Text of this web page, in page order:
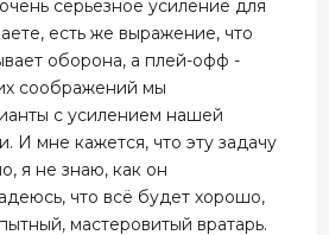
серьёзное усиление для
есть же выражение, что
оборона, а плей-офф -
соображений мы
с усилением нашей
И мне кажется, что эту задачу
я не знаю, как он
что всё будет хорошо,
мастеровитый вратарь.